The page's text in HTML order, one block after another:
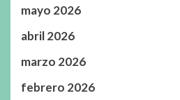
mayo 2026
abril 2026
marzo 2026
febrero 2026